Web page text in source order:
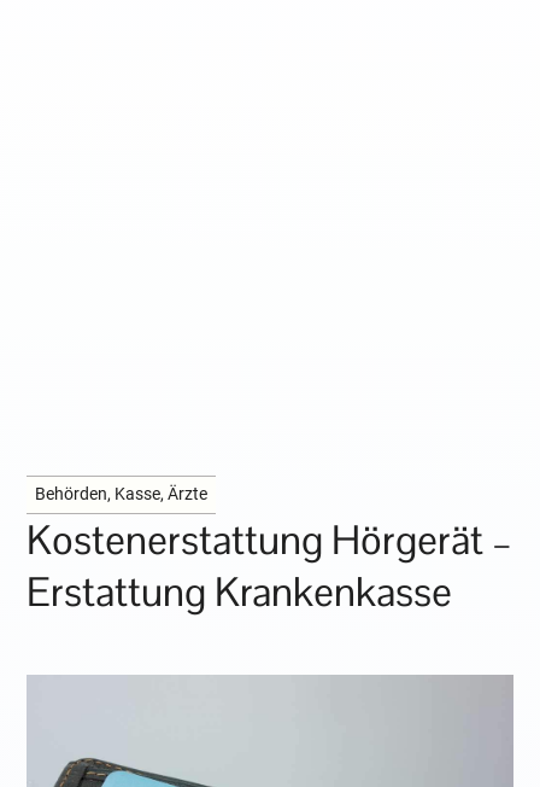
Behörden, Kasse, Ärzte
Kostenerstattung Hörgerät –
Erstattung Krankenkasse